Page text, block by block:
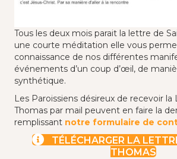
Tous les deux mois parait la lettre de
une courte méditation elle vous
connaissance de nos différentes
événements d’un coup d’œil, de
synthétique.
Les Paroissiens désireux de recevoir
Thomas par mail peuvent en faire la
remplissant notre formulaire de
TÉLÉCHARGER LA
THOMAS